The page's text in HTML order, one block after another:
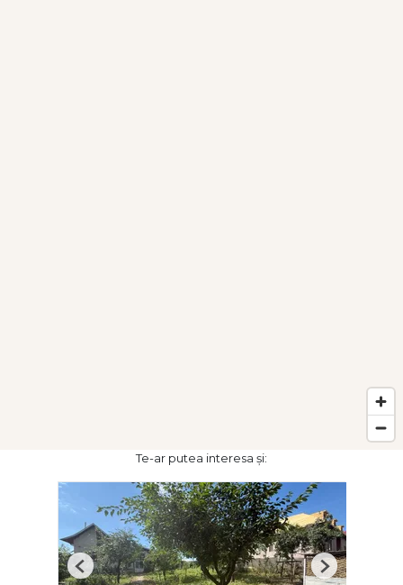
Te-ar putea interesa și:
Previous Next